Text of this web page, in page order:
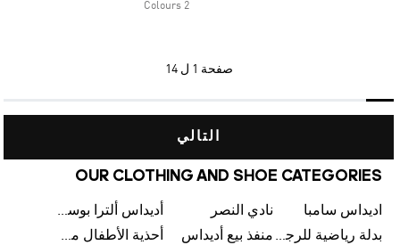
2 Colours
صفحة 1 ل 14
التالي
OUR CLOTHING AND SHOE CATEGORIES
اديداس سامبا نادي النصر
أديداس ألترا بوست
بدلة رياضية للرجال من أديداس منفذ بيع أديداس
أحذية الأطفال من أديداس